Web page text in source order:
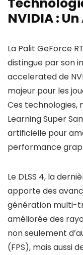
NVIDIA :
La Palit GeForce
distingue par son
accelerated de
majeur pour les
Ces technologies,
Learning Super
artificielle pour
performance
Le DLSS 4, la
apporte des
génération multi-
améliorée des
non seulement
(FPS), mais aussi